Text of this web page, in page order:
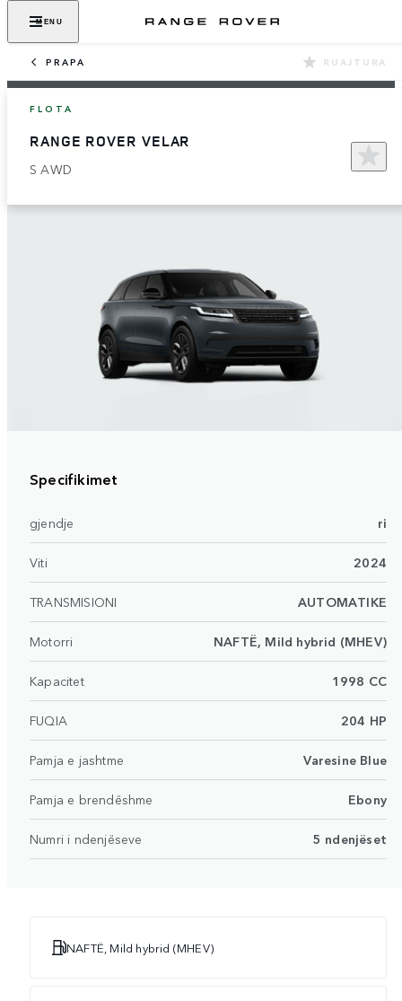
MENU
PRAPA RUAJTURA
FLOTA
RANGE ROVER VELAR
S AWD
Specifikimet
gjendje ri
Viti 2024
TRANSMISIONI AUTOMATIKE
Motorri NAFTË, Mild hybrid (MHEV)
Kapacitet 1998 CC
FUQIA 204 HP
Pamja e jashtme Varesine Blue
Pamja e brendëshme Ebony
Numri i ndenjëseve 5 ndenjëset
NAFTË, Mild hybrid (MHEV)